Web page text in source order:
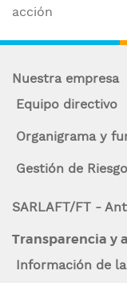
enlaces
de
ayuda
a
la
acción
Nuestra empresa
Equipo directivo
Organigrama y
Gestión de
SARLAFT/FT -
Transparencia y
Información de